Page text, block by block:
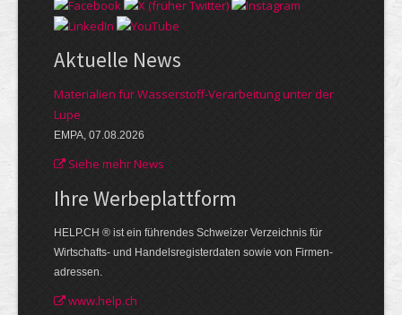
Aktuelle News
Materialien für Wasserstoff-Verarbeitung unter der
Lupe
EMPA, 07.08.2026
Siehe mehr News
Ihre Werbe­plattform
HELP.CH ® ist ein führendes Schweizer Verzeichnis für
Wirtschafts- und Handelsregisterdaten sowie von Firmen­
adressen.
www.help.ch